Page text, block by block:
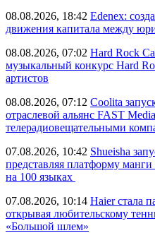
08.08.2026, 18:42 Edenex:
движения капитала между
08.08.2026, 07:02 Hard Rock
музыкальный конкурс Hard
артистов
08.08.2026, 07:12 Coolita
отраслевой альянс FAST
телерадиовещательными
07.08.2026, 10:42 Shueisha
представляя платформу
на 100 языках
07.08.2026, 10:14 Haier стала
открывая любительскому
«Большой шлем»